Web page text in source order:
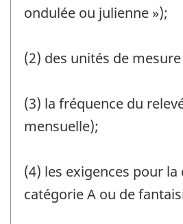
ondulée ou julienne »);
(2) des unités de
(3) la fréquence du
mensuelle);
(4) les exigences pour la
catégorie A ou de